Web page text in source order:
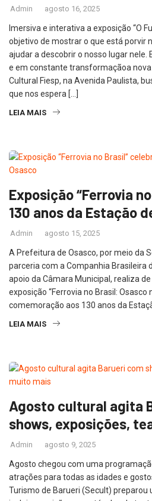
Admin agosto 16, 2025
Imersiva e interativa a exposição “O
objetivo de mostrar o que está porvir
ajudar a descobrir o nosso lugar
e em constante transformaçãoa
Cultural Fiesp, na Avenida Paulista,
que nos espera […]
LEIA MAIS
Exposição “Ferrovia
130 anos da Estação
Admin agosto 15, 2025
A Prefeitura de Osasco, por meio da
parceria com a Companhia Brasileira
apoio da Câmara Municipal, realiza
exposição “Ferrovia no Brasil: Osasco
comemoração aos 130 anos da
LEIA MAIS
Agosto cultural agita
shows, exposições,
Admin agosto 9, 2025
Agosto chegou com uma
atrações para todas as idades e
Turismo de Barueri (Secult) preparou